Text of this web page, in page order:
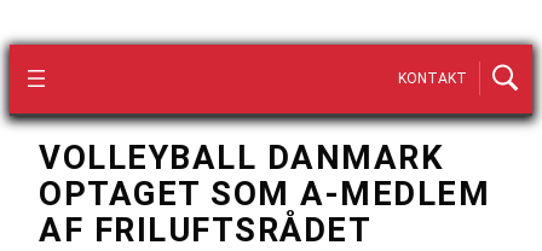
KONTAKT
VOLLEYBALL DANMARK
OPTAGET SOM A-MEDLEM
AF FRILUFTSRÅDET